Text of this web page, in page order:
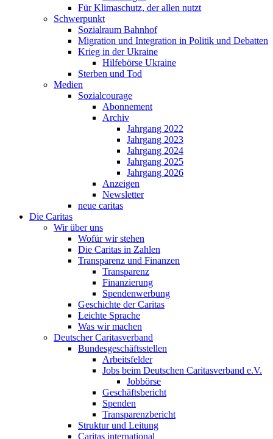
Für Klimaschutz, der allen nutzt
Schwerpunkt
Sozialraum Bahnhof
Migration und Integration in Politik und Debatten
Krieg in der Ukraine
Hilfebörse Ukraine
Sterben und Tod
Medien
Sozialcourage
Abonnement
Archiv
Jahrgang 2022
Jahrgang 2023
Jahrgang 2024
Jahrgang 2025
Jahrgang 2026
Anzeigen
Newsletter
neue caritas
Die Caritas
Wir über uns
Wofür wir stehen
Die Caritas in Zahlen
Transparenz und Finanzen
Transparenz
Finanzierung
Spendenwerbung
Geschichte der Caritas
Leichte Sprache
Was wir machen
Deutscher Caritasverband
Bundesgeschäftsstellen
Arbeitsfelder
Jobs beim Deutschen Caritasverband e.V.
Jobbörse
Geschäftsbericht
Spenden
Transparenzbericht
Struktur und Leitung
Caritas international